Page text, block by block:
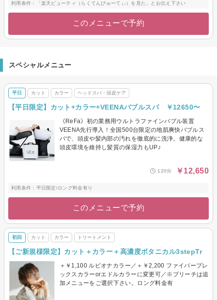
利用条件：「楽天ビューティ（らくてんびゅーてぃ）を見た」とお伝え下さい
このメニューで予約
スペシャルメニュー
平日 カット カラー ヘッドスパ・頭皮ケア
【平日限定】カット+カラー+VEENAバブルスパ ￥12650〜
《ReFa》初の業務用ウルトラファインバブル装置
VEENA先行導入！全国500台限定の地肌爽快バブルス
パで、頭皮や髪内部の汚れを徹底的に洗浄。健康的な
頭皮環境を維持し髪質の保湿力もUP♪
120分 ￥12,650
利用条件：平日限定/ロング料金有り
このメニューで予約
初回 カット カラー トリートメント
【ご新規様限定】カット＋カラー＋高濃度ボタニカル3stepTr
＋￥1,100 ルビオナカラー／＋￥2,200 ファイバープレ
ックスカラーorエドルカラーに変更可／※ブリーチは追
加メニューをご選択下さい。ロング料金有